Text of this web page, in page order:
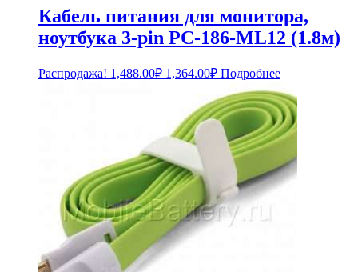
Кабель питания для монитора,
ноутбука 3-pin PC-186-ML12 (1.8м)
Распродажа! 1,488.00₽ Первоначальная
составляла
1,488.00₽.
1,364.00₽Текущая
1,364.00₽.
Подробнее